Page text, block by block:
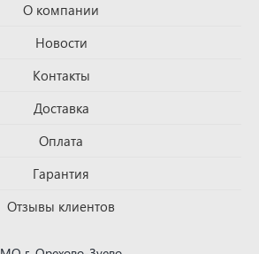
О компании
Новости
Контакты
Доставка
Оплата
Гарантия
Отзывы клиентов